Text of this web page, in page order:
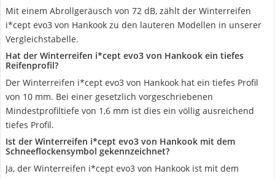
Mit einem Abrollgeräusch von 72 dB, zählt der Winterreifen
i*cept evo3 von Hankook zu den lauteren Modellen in unserer
Vergleichstabelle.
Hat der Winterreifen i*cept evo3 von Hankook ein tiefes
Reifenprofil?
Der Winterreifen i*cept evo3 von Hankook hat ein tiefes Profil
von 10 mm. Bei einer gesetzlich vorgeschriebenen
Mindestprofiltiefe von 1,6 mm ist dies ein völlig ausreichend
tiefes Profil.
Ist der Winterreifen i*cept evo3 von Hankook mit dem
Schneeflockensymbol gekennzeichnet?
Ja, der Winterreifen i*cept evo3 von Hankook ist mit dem